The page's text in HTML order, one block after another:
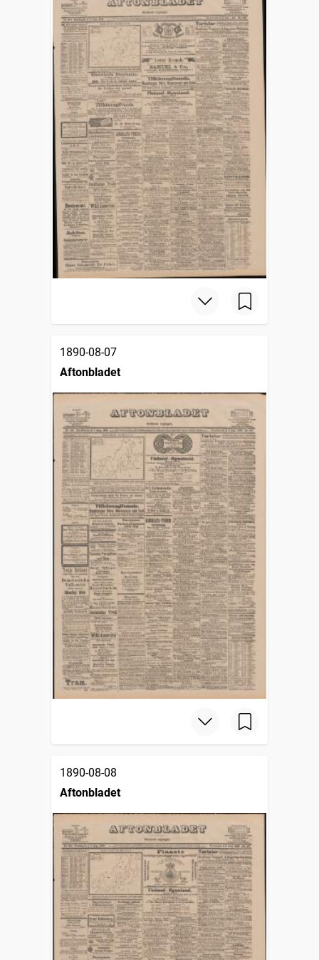
1890-08-07
Aftonbladet
1890-08-08
Aftonbladet